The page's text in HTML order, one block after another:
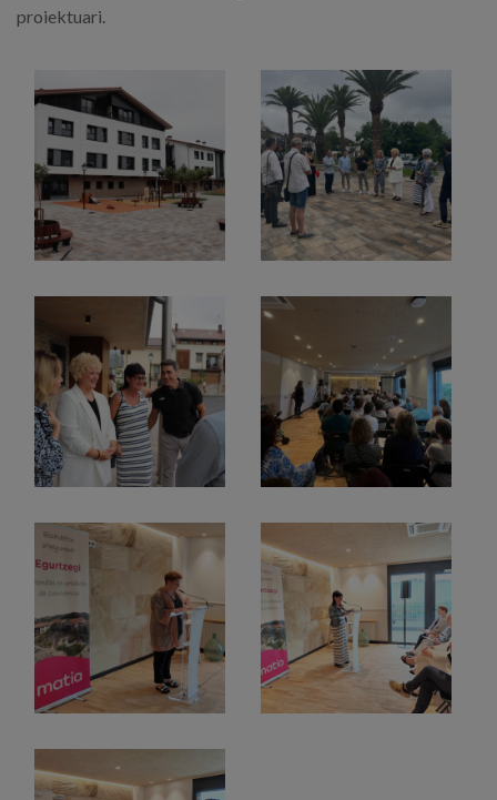
proiektuari.